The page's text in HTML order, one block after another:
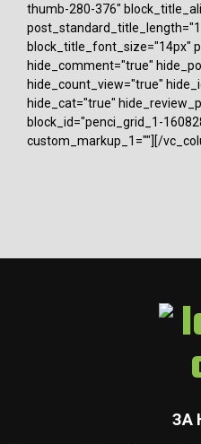
thumb-280-376"
block_title_font_size="14px"
hide_comment="true"
hide_count_view="true"
hide_cat="true"
block_id="penci_grid_1-
custom_markup_1=""][/
ЗА